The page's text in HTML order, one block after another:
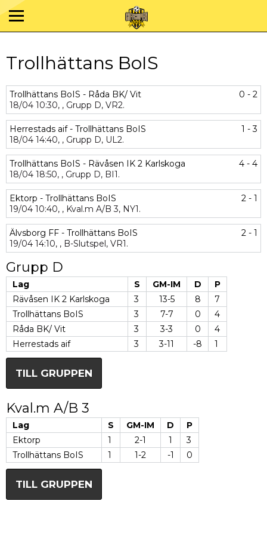
Trollhättans BoIS
Trollhättans BoIS - Råda BK/ Vit
0 - 2
18/04 10:30, , Grupp D, VR2.
Herrestads aif - Trollhättans BoIS
1 - 3
18/04 14:40, , Grupp D, UL2.
Trollhättans BoIS - Rävåsen IK 2 Karlskoga
4 - 4
18/04 18:50, , Grupp D, BI1.
Ektorp - Trollhättans BoIS
2 - 1
19/04 10:40, , Kval.m A/B 3, NY1.
Älvsborg FF - Trollhättans BoIS
2 - 1
19/04 14:10, , B-Slutspel, VR1.
Grupp D
Lag S GM-IM D
P
Rävåsen IK 2 Karlskoga
3 13-5 8
7
Trollhättans BoIS
3 7-7 0
4
Råda BK/ Vit
3 3-3 0
4
Herrestads aif
3 3-11 -8 1
TILL GRUPPEN
Kval.m A/B 3
Lag S GM-IM D
P
Ektorp
1 2-1 1
3
Trollhättans BoIS
1 1-2 -1 0
TILL GRUPPEN